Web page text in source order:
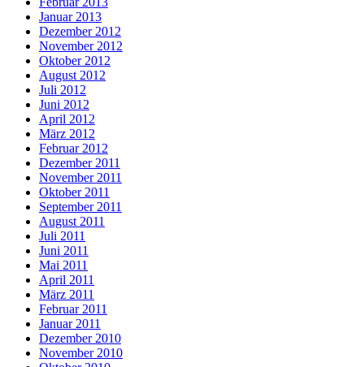
Januar 2013
Dezember 2012
November 2012
Oktober 2012
August 2012
Juli 2012
Juni 2012
April 2012
März 2012
Februar 2012
Dezember 2011
November 2011
Oktober 2011
September 2011
August 2011
Juli 2011
Juni 2011
Mai 2011
April 2011
März 2011
Februar 2011
Januar 2011
Dezember 2010
November 2010